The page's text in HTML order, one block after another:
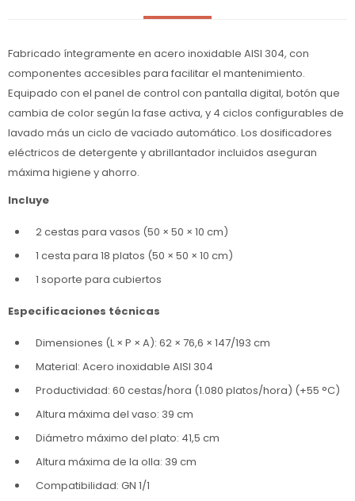
Fabricado íntegramente en acero inoxidable AISI 304, con
componentes accesibles para facilitar el mantenimiento.
Equipado con el panel de control con pantalla digital, botón que
cambia de color según la fase activa, y 4 ciclos configurables de
lavado más un ciclo de vaciado automático. Los dosificadores
eléctricos de detergente y abrillantador incluidos aseguran
máxima higiene y ahorro.
Incluye
2 cestas para vasos (50 × 50 × 10 cm)
1 cesta para 18 platos (50 × 50 × 10 cm)
1 soporte para cubiertos
Especificaciones técnicas
Dimensiones (L × P × A): 62 × 76,6 × 147/193 cm
Material: Acero inoxidable AISI 304
Productividad: 60 cestas/hora (1.080 platos/hora) (+55 °C)
Altura máxima del vaso: 39 cm
Diámetro máximo del plato: 41,5 cm
Altura máxima de la olla: 39 cm
Compatibilidad: GN 1/1